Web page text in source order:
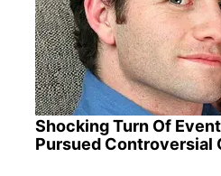
Shocking Turn Of
Pursued Controversial